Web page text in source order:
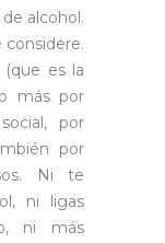
alcohol.
considere.
(que es la
más por
por
por
Ni te
ni ligas
ni más